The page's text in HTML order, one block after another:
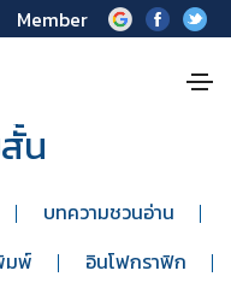
น
บทความชวนอ่าน
มพ์
อินโฟกราฟิก
Member